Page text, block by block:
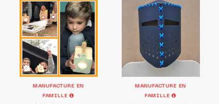
MANUFACTURE EN
FAMILLE
MANUFACTURE EN
FAMILLE